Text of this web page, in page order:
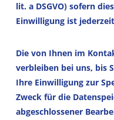
lit. a DSGVO) sofern
Einwilligung ist
Die von Ihnen im
verbleiben bei uns, bis
Ihre Einwilligung zur
Zweck für die
abgeschlossener